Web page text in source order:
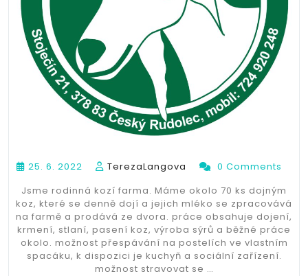
25. 6. 2022 TerezaLangova
0 Comments
Jsme rodinná kozí farma. Máme okolo 70 ks dojným
koz, které se denně dojí a jejich mléko se zpracovává
na farmě a prodává ze dvora. práce obsahuje dojení,
krmení, stlaní, pasení koz, výroba sýrů a běžné práce
okolo. možnost přespávání na postelích ve vlastním
spacáku, k dispozici je kuchyň a sociální zařízení.
možnost stravovat se …